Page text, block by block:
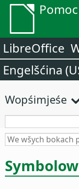
LibreOffice
Engelšćina
Wopśimjeśe